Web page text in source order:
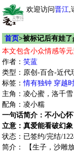
欢迎访问晋江,
首页>被标记后有娃了
本文包含小众情感等元
作者： 笑蓝
类型：原创-百合-近代
标签：情有独钟 穿越
主角：凌心蜜，洛千雪
配角：凌小糯
一句话简介：不小心
立意：真爱能看破幻象
状态：已签约/完结/
简介： 【生子，沙雕